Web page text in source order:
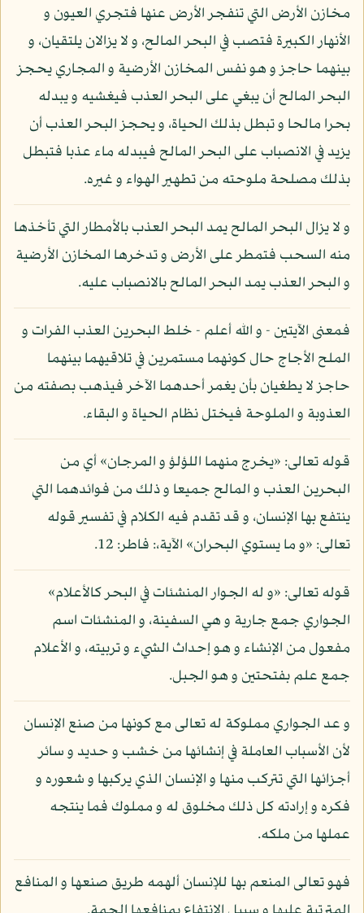
مخازن الأرض التي تنفجر الأرض عنها فتجري العيون و
الأنهار الكبيرة فتصب في البحر المالح، و لا يزالان يلتقيان، و
بينهما حاجز و هو نفس المخازن الأرضية و المجاري يحجز
البحر المالح أن يبغي على البحر العذب فيغشيه و يبدله
بحرا مالحا و تبطل بذلك الحياة، و يحجز البحر العذب أن
يزيد في الانصباب على البحر المالح فيبدله ماء عذبا فتبطل
بذلك مصلحة ملوحته من تطهير الهواء و غيره.
و لا يزال البحر المالح يمد البحر العذب بالأمطار التي تأخذها
منه السحب فتمطر على الأرض و تدخرها المخازن الأرضية
و البحر العذب يمد البحر المالح بالانصباب عليه.
فمعنى الآيتين - و الله أعلم - خلط البحرين العذب الفرات و
الملح الأجاج حال كونهما مستمرين في تلاقيهما بينهما
حاجز لا يطغيان بأن يغمر أحدهما الآخر فيذهب بصفته من
العذوبة و الملوحة فيختل نظام الحياة و البقاء.
قوله تعالى: «يخرج منهما اللؤلؤ و المرجان» أي من
البحرين العذب و المالح جميعا و ذلك من فوائدهما التي
ينتفع بها الإنسان، و قد تقدم فيه الكلام في تفسير قوله
تعالى: «و ما يستوي البحران» الآية،: فاطر: 12.
قوله تعالى: «و له الجوار المنشئات في البحر كالأعلام»
الجواري جمع جارية و هي السفينة، و المنشئات اسم
مفعول من الإنشاء و هو إحداث الشيء و تربيته، و الأعلام
جمع علم بفتحتين و هو الجبل.
و عد الجواري مملوكة له تعالى مع كونها من صنع الإنسان
لأن الأسباب العاملة في إنشائها من خشب و حديد و سائر
أجزائها التي تتركب منها و الإنسان الذي يركبها و شعوره و
فكره و إرادته كل ذلك مخلوق له و مملوك فما ينتجه
عملها من ملكه.
فهو تعالى المنعم بها للإنسان ألهمه طريق صنعها و المنافع